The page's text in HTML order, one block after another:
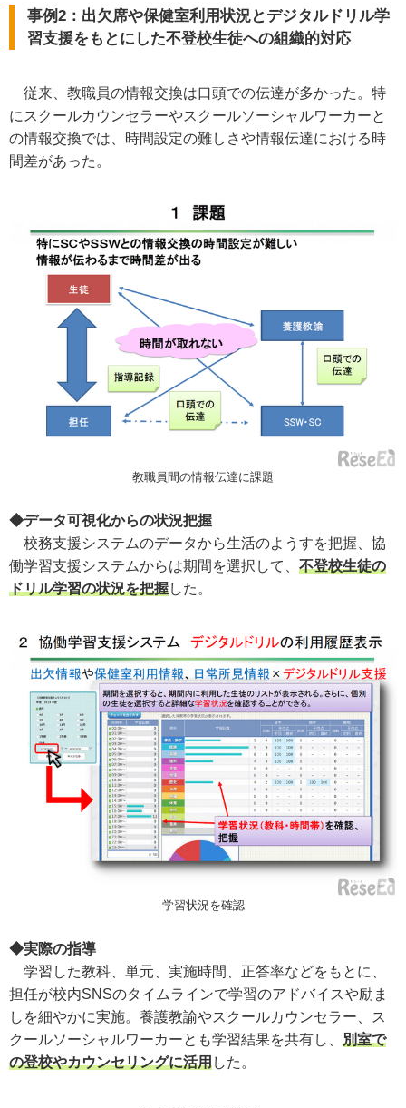
事例2：出欠席や保健室利用状況とデジタルドリル学
習支援をもとにした不登校生徒への組織的対応
従来、教職員の情報交換は口頭での伝達が多かった。特
にスクールカウンセラーやスクールソーシャルワーカーと
の情報交換では、時間設定の難しさや情報伝達における時
間差があった。
教職員間の情報伝達に課題
◆データ可視化からの状況把握
校務支援システムのデータから生活のようすを把握、協
働学習支援システムからは期間を選択して、 不登校生徒の
ドリル学習の状況を把握した。
学習状況を確認
◆実際の指導
学習した教科、単元、実施時間、正答率などをもとに、
担任が校内SNSのタイムラインで学習のアドバイスや励ま
しを細やかに実施。養護教諭やスクールカウンセラー、ス
クールソーシャルワーカーとも学習結果を共有し、 別室で
の登校やカウンセリングに活用した。